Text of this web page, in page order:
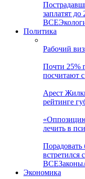
заплатят
ВСЕ
Политика
Рабочий
Почти 25%
посчитают
Арест
рейтинге
лечить в
Порадовать
ВСЕЗаконы
Экономика